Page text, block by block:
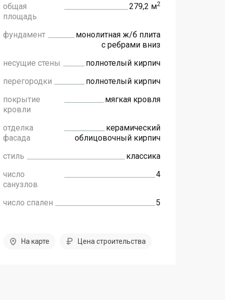
общая
площадь
279,2 м2
фундамент
монолитная ж/б плита
с ребрами вниз
несущие стены
полнотелый кирпич
перегородки
полнотелый кирпич
покрытие
кровли
мягкая кровля
отделка
фасада
керамический
облицовочный кирпич
стиль
классика
число
санузлов
4
число спален 5
На карте Цена строительства